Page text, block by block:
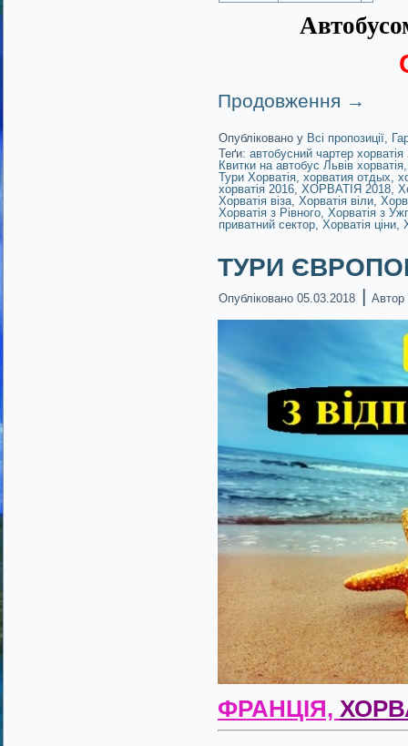
Продовження →
Опубліковано у Всі пропозиції,
Теґи: автобусний чартер хорватія
Квитки на автобус Львів хорватія
Тури Хорватія, хорватия отдых,
хорватія 2016, ХОРВАТІЯ 2018,
Хорватія віза, Хорватія віли,
Хорватія з Рівного, Хорватія з
приватний сектор, Хорватія ціни,
ТУРИ
Опубліковано 05.03.2018 | Автор
ФРАНЦІЯ,